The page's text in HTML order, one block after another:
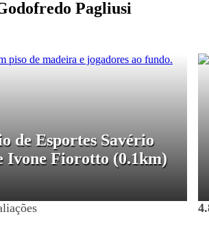
Pagliusi
de Esportes Savério
Ivone Fiorotto (0.1km)